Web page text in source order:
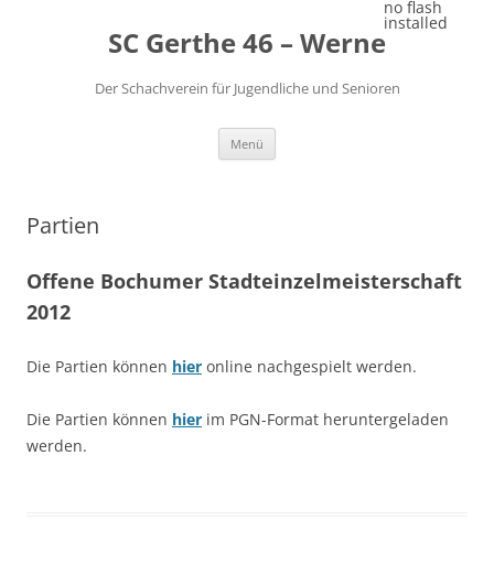
SC Gerthe 46 – Werne
Der Schachverein für Jugendliche und Senioren
Menü
Partien
Offene Bochumer Stadteinzelmeisterschaft
2012
Die Partien können hier online nachgespielt werden.
Die Partien können hier im PGN-Format heruntergeladen
werden.
no flash
installed